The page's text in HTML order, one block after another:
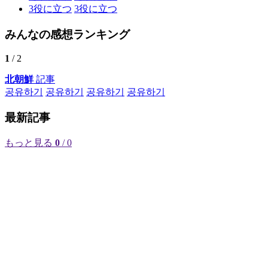
3役に立つ 3役に立つ
みんなの感想ランキング
1 / 2
北朝鮮記事
공유하기
공유하기 공유하기 공유하기
最新記事
もっと見る 0 / 0